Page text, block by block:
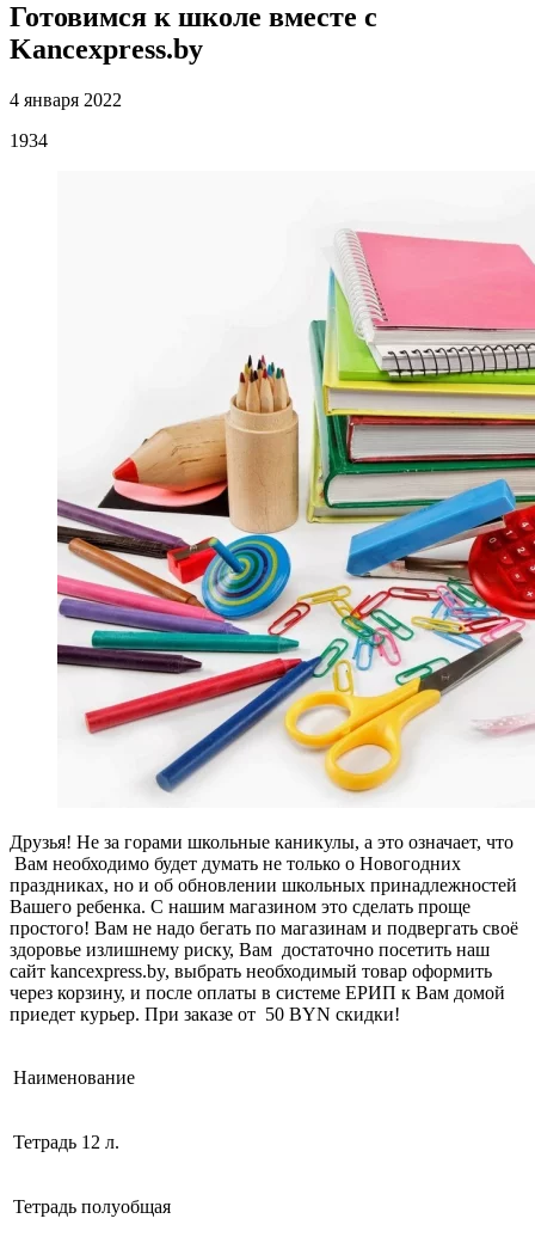
Готовимся к школе вместе с
Kancexpress.by
4 января 2022
1934
Друзья! Не за горами школьные каникулы, а это означает, что
Вам необходимо будет думать не только о Новогодних
праздниках, но и об обновлении школьных принадлежностей
Вашего ребенка. С нашим магазином это сделать проще
простого! Вам не надо бегать по магазинам и подвергать своё
здоровье излишнему риску, Вам достаточно посетить наш
сайт kancexpress.by, выбрать необходимый товар оформить
через корзину, и после оплаты в системе ЕРИП к Вам домой
приедет курьер. При заказе от 50 BYN скидки!
Наименование
Тетрадь 12 л.
Тетрадь полуобщая